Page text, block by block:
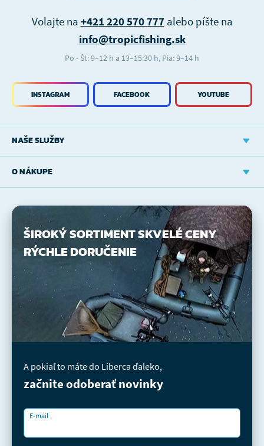
NAŠE SLUŽBY
O NÁKUPE
INSTAGRAM FACEBOOK YOUTUBE
Volajte na +421 220 570 777alebo píšte na
info@tropicfishing.sk
Po - Št: 9–12 h a 13–15:30 h, Pia: 9–14 h
ŠIROKÝ SORTIMENTSKVELÉ CENY
RÝCHLE DORUČENIE
A pokiaľ to máte do Liberca ďaleko,
začnite odoberať novinky
E-mail